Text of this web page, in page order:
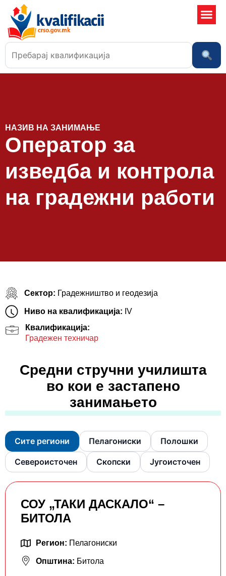
НАЗИВ НА ЗАНИМАЊЕ
Оператор за
изведба и контрола
на градежни работи
Сектор: Градежништво и геодезија
Ниво на квалификација: IV
Квалификација:
Градежен техничар
Средни стручни училишта
во кои е застапено
занимањето
Сите региони Пелагониски Полошки
Североисточен Скопски Југоисточен
СОУ „ТАКИ ДАСКАЛО“ –
БИТОЛА
Регион: Пелагониски
Општина: Битола